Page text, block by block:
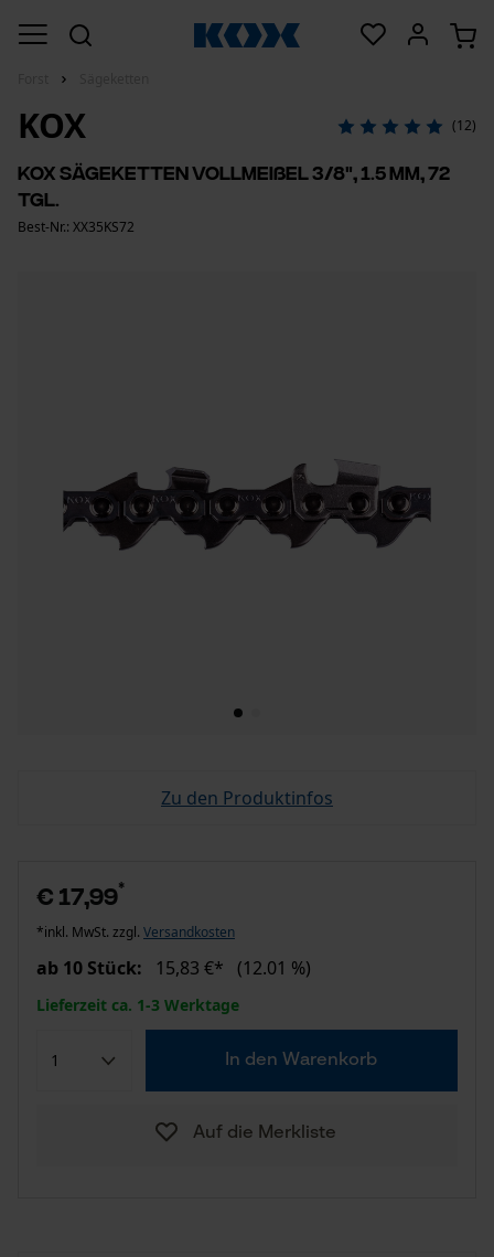
KOX (12)
KOX Sägeketten Vollmeißel 3/8", 1.5 mm, 72
Tgl.
Best-Nr.: XX35KS72
Zu den Produktinfos
€ 17,99*
*inkl. MwSt. zzgl. Versandkosten
ab 10 Stück: 15,83 €* (12.01 %)
Lieferzeit ca. 1-3 Werktage
In den Warenkorb
Auf die Merkliste